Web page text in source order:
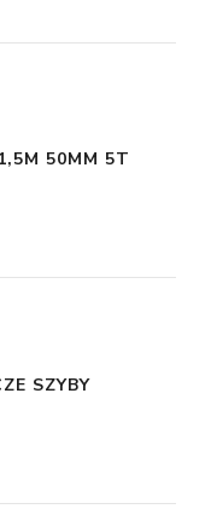
50MM 5T
SZYBY